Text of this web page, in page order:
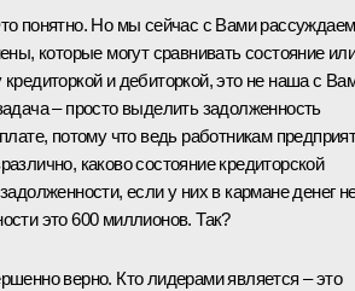
понятно. Но мы сейчас с Вами рассуждаем
которые могут сравнивать состояние
и дебиторкой, это не наша с
– просто выделить задолженность
потому что ведь работникам
каково состояние кредиторской
если у них в кармане денег
это 600 миллионов. Так?
верно. Кто лидерами является – это